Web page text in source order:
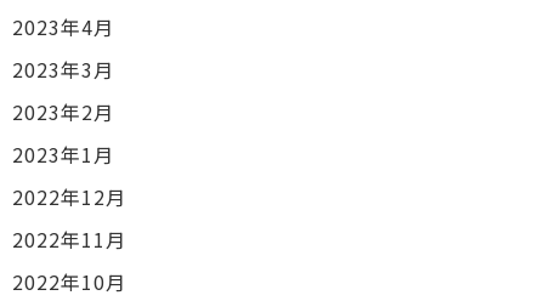
2023年4月
2023年3月
2023年2月
2023年1月
2022年12月
2022年11月
2022年10月